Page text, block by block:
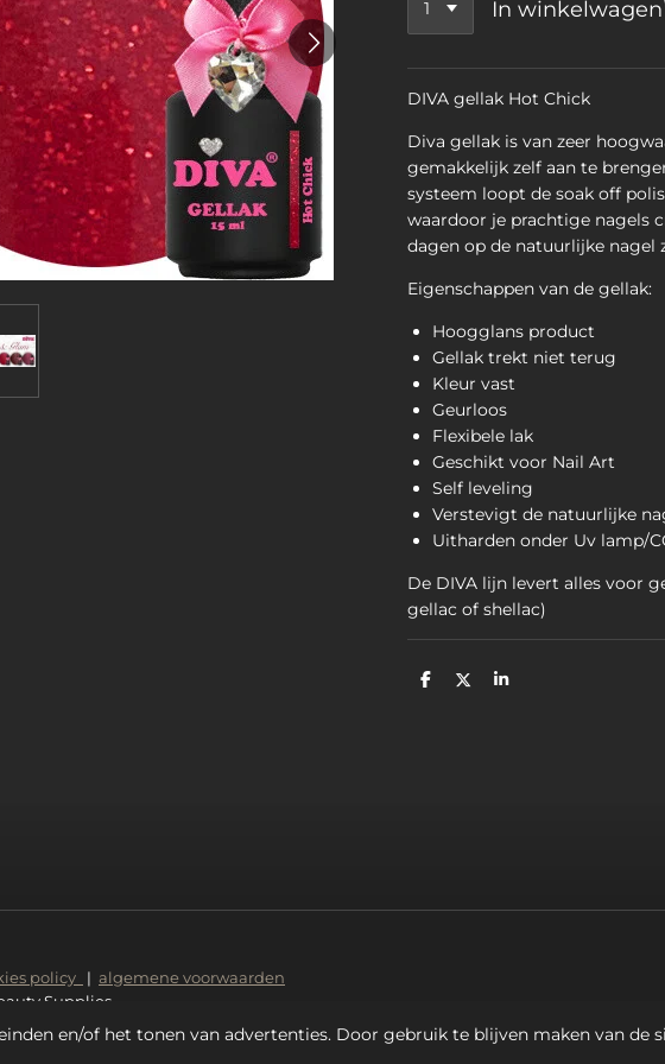
en/of het tonen van advertenties. Door gebruik te blijven maken van de
In winkelwagen
DIVA gellak Hot Chick
Diva gellak is van zeer
gemakkelijk zelf aan te
systeem loopt de soak off
waardoor je prachtige nagels
dagen op de natuurlijke nagel
Eigenschappen van de gellak:
Hoogglans product
Gellak trekt niet terug
Kleur vast
Geurloos
Flexibele lak
Geschikt voor Nail Art
Self leveling
Verstevigt de natuurlijke
Uitharden onder Uv lamp/
De DIVA lijn levert alles voor
gellac of shellac)
D
D
S
policy | algemene voorwaarden
Supplies